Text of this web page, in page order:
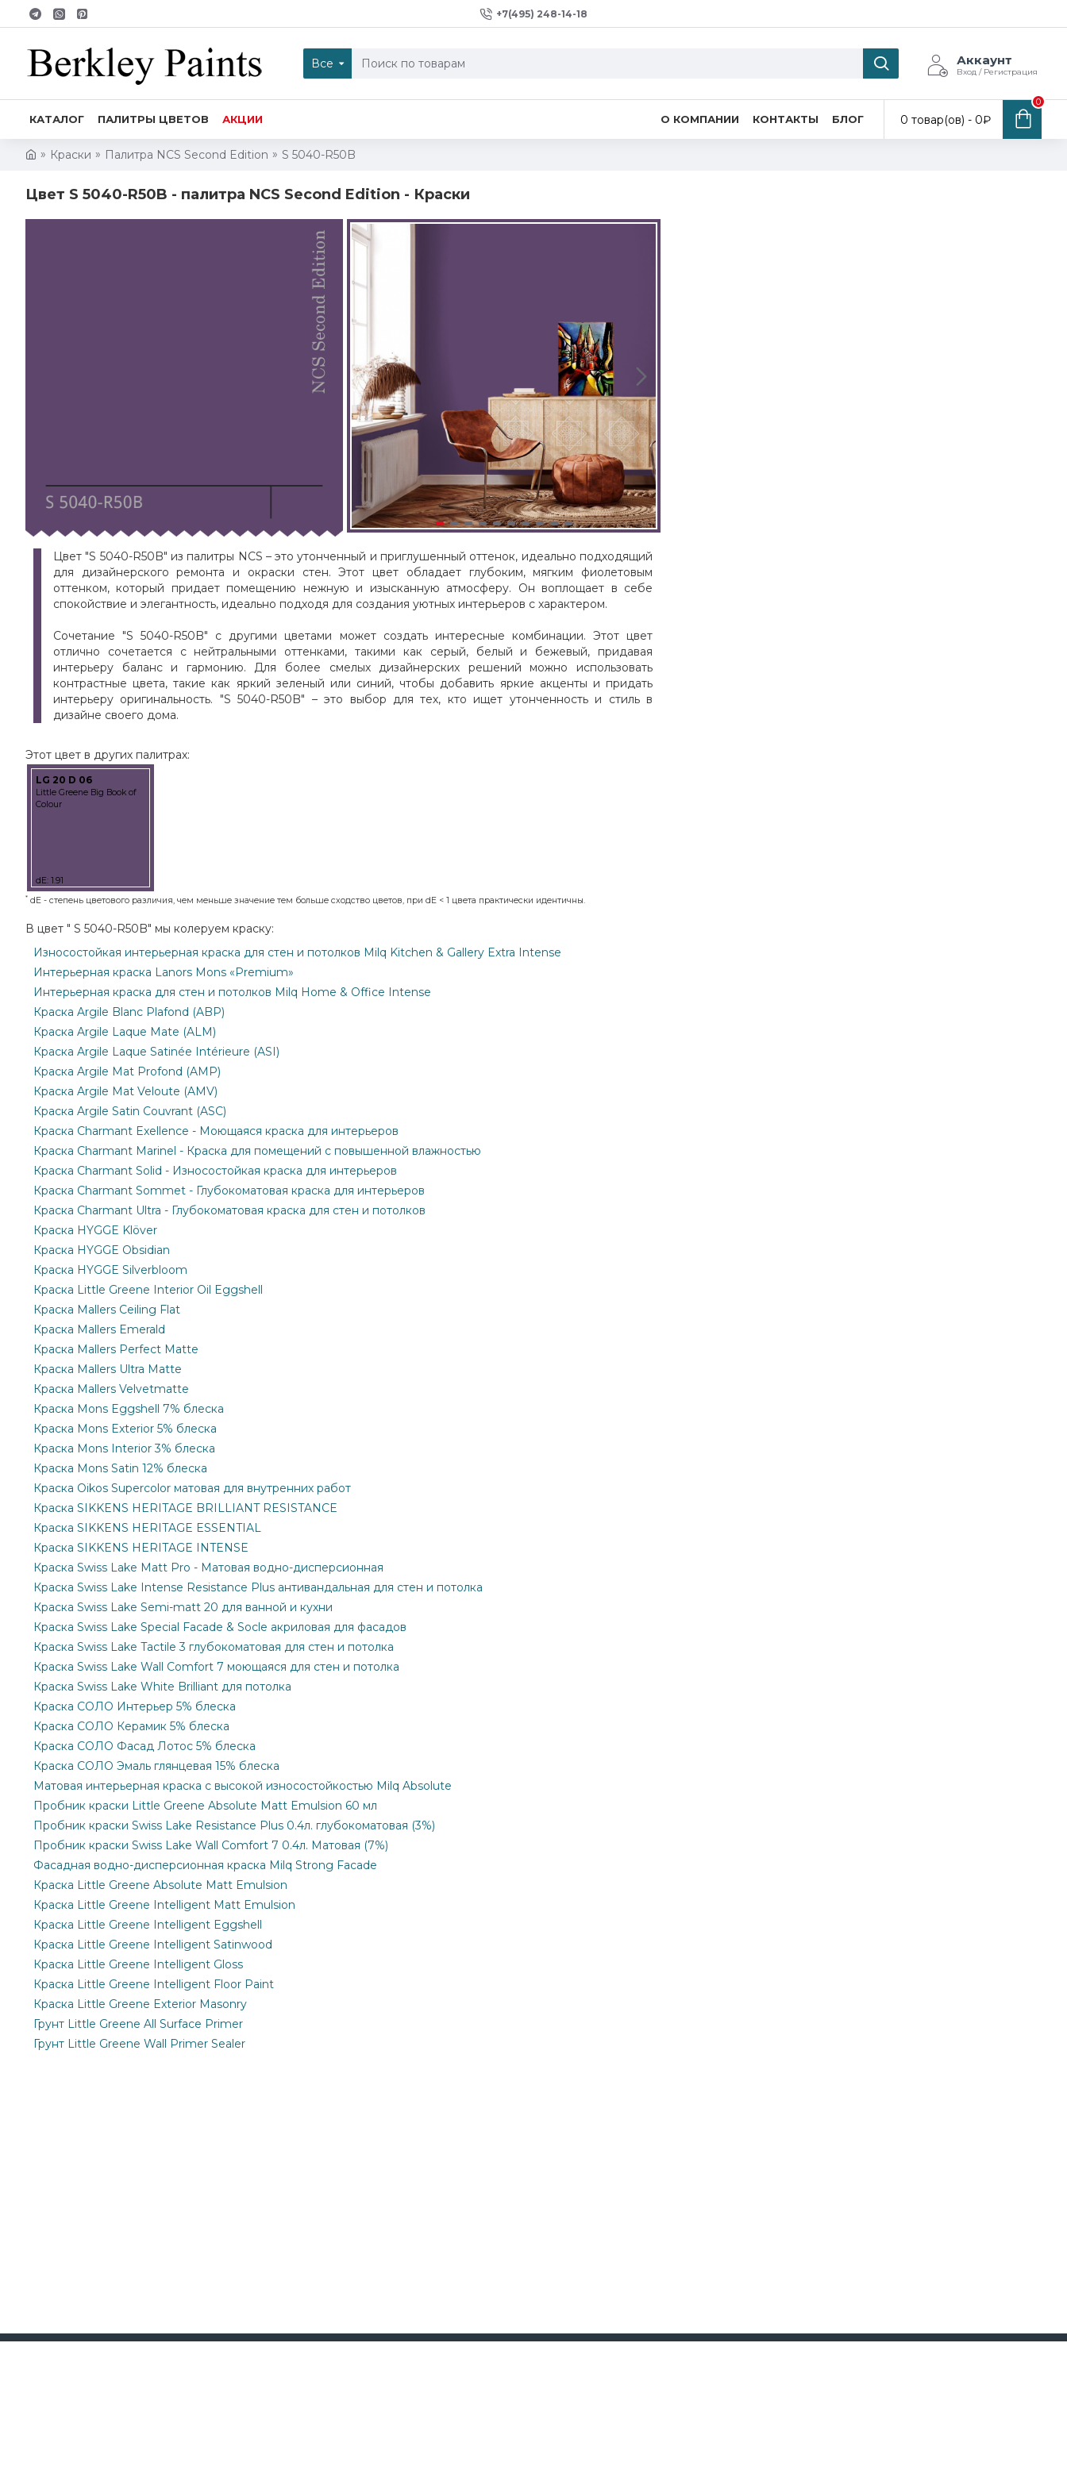
+7(495) 248-14-18
Все Аккаунт
Вход / Регистрация
КАТАЛОГ ПАЛИТРЫ ЦВЕТОВ АКЦИИ О КОМПАНИИ КОНТАКТЫ БЛОГ 0 товар(ов) - 0₽
0
Краски Палитра NCS Second Edition S 5040-R50B
Цвет S 5040-R50B - палитра NCS Second Edition - Краски
Цвет "S 5040-R50B" из палитры NCS – это утонченный и приглушенный оттенок, идеально подходящий
для дизайнерского ремонта и окраски стен. Этот цвет обладает глубоким, мягким фиолетовым
оттенком, который придает помещению нежную и изысканную атмосферу. Он воплощает в себе
спокойствие и элегантность, идеально подходя для создания уютных интерьеров с характером.
Сочетание "S 5040-R50B" с другими цветами может создать интересные комбинации. Этот цвет
отлично сочетается с нейтральными оттенками, такими как серый, белый и бежевый, придавая
интерьеру баланс и гармонию. Для более смелых дизайнерских решений можно использовать
контрастные цвета, такие как яркий зеленый или синий, чтобы добавить яркие акценты и придать
интерьеру оригинальность. "S 5040-R50B" – это выбор для тех, кто ищет утонченность и стиль в
дизайне своего дома.
Этот цвет в других палитрах:
LG 20 D 06
Little Greene Big Book of
Colour
dE: 1.91
* dE - степень цветового различия, чем меньше значение тем больше сходство цветов, при dE < 1 цвета практически идентичны.
В цвет " S 5040-R50B" мы колеруем краску:
Износостойкая интерьерная краска для стен и потолков Milq Kitchen & Gallery Extra Intense
Интерьерная краска Lanors Mons «Premium»
Интерьерная краска для стен и потолков Milq Home & Office Intense
Краска Argile Blanc Plafond (ABP)
Краска Argile Laque Mate (ALM)
Краска Argile Laque Satinée Intérieure (ASI)
Краска Argile Mat Profond (AMP)
Краска Argile Mat Veloute (AMV)
Краска Argile Satin Couvrant (ASC)
Краска Charmant Exellence - Моющаяся краска для интерьеров
Краска Charmant Marinel - Краска для помещений с повышенной влажностью
Краска Charmant Solid - Износостойкая краска для интерьеров
Краска Charmant Sommet - Глубокоматовая краска для интерьеров
Краска Charmant Ultra - Глубокоматовая краска для стен и потолков
Краска HYGGE Klöver
Краска HYGGE Obsidian
Краска HYGGE Silverbloom
Краска Little Greene Interior Oil Eggshell
Краска Mallers Ceiling Flat
Краска Mallers Emerald
Краска Mallers Perfect Matte
Краска Mallers Ultra Matte
Краска Mallers Velvetmatte
Краска Mons Eggshell 7% блеска
Краска Mons Exterior 5% блеска
Краска Mons Interior 3% блеска
Краска Mons Satin 12% блеска
Краска Oikos Supercolor матовая для внутренних работ
Краска SIKKENS HERITAGE BRILLIANT RESISTANCE
Краска SIKKENS HERITAGE ESSENTIAL
Краска SIKKENS HERITAGE INTENSE
Краска Swiss Lake Matt Pro - Матовая водно-дисперсионная
Краска Swiss Lake Intense Resistance Plus антивандальная для стен и потолка
Краска Swiss Lake Semi-matt 20 для ванной и кухни
Краска Swiss Lake Special Facade & Socle акриловая для фасадов
Краска Swiss Lake Tactile 3 глубокоматовая для стен и потолка
Краска Swiss Lake Wall Comfort 7 моющаяся для стен и потолка
Краска Swiss Lake White Brilliant для потолка
Краска СОЛО Интерьер 5% блеска
Краска СОЛО Керамик 5% блеска
Краска СОЛО Фасад Лотос 5% блеска
Краска СОЛО Эмаль глянцевая 15% блеска
Матовая интерьерная краска с высокой износостойкостью Milq Absolute
Пробник краски Little Greene Absolute Matt Emulsion 60 мл
Пробник краски Swiss Lake Resistance Plus 0.4л. глубокоматовая (3%)
Пробник краски Swiss Lake Wall Comfort 7 0.4л. Матовая (7%)
Фасадная водно-дисперсионная краска Milq Strong Facade
Краска Little Greene Absolute Matt Emulsion
Краска Little Greene Intelligent Matt Emulsion
Краска Little Greene Intelligent Eggshell
Краска Little Greene Intelligent Satinwood
Краска Little Greene Intelligent Gloss
Краска Little Greene Intelligent Floor Paint
Краска Little Greene Exterior Masonry
Грунт Little Greene All Surface Primer
Грунт Little Greene Wall Primer Sealer